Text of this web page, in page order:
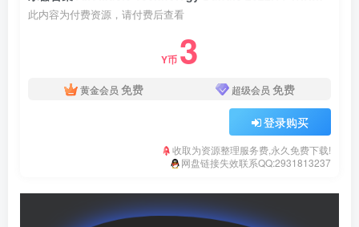
此内容为付费资源，请付费后查看
Y币 3
黄金会员 免费 超级会员 免费
登录购买
收取为资源整理服务费,永久免费下载!
网盘链接失效联系QQ:2931813237